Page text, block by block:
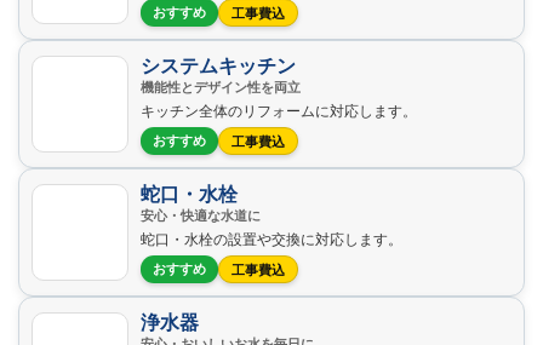
おすすめ 工事費込
システムキッチン
機能性とデザイン性を両立
キッチン全体のリフォームに対応します。
おすすめ 工事費込
蛇口・水栓
安心・快適な水道に
蛇口・水栓の設置や交換に対応します。
おすすめ 工事費込
浄水器